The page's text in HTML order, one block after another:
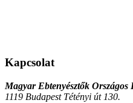
Kapcsolat
Magyar Ebtenyésztők Országos
1119 Budapest Tétényi út 130.